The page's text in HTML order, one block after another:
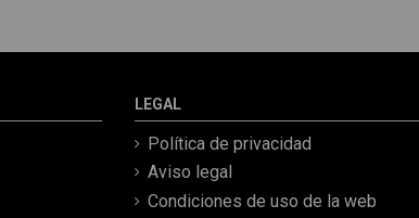
LEGAL
Política de privacidad
Aviso legal
Condiciones de uso de la web